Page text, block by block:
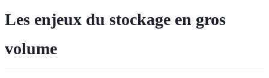
Les enjeux du stockage en gros
volume